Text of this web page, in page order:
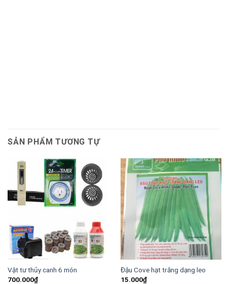
SẢN PHẨM TƯƠNG TỰ
Vật tư thủy canh 6 món
700.000₫
Đậu Cove hạt trắng dạng leo
15.000₫